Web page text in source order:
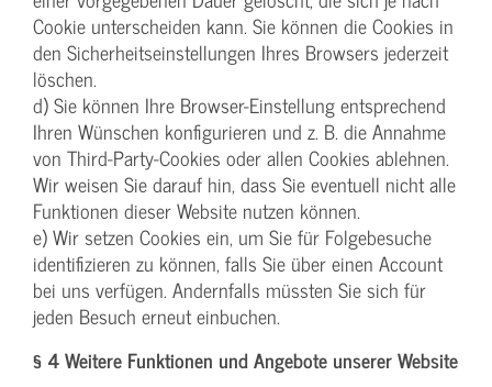
Cookie unterscheiden kann. Sie können die Cookies in
den Sicherheitseinstellungen Ihres Browsers jederzeit
löschen.
d) Sie können Ihre Browser-Einstellung entsprechend
Ihren Wünschen konfigurieren und z. B. die Annahme
von Third-Party-Cookies oder allen Cookies ablehnen.
Wir weisen Sie darauf hin, dass Sie eventuell nicht alle
Funktionen dieser Website nutzen können.
e) Wir setzen Cookies ein, um Sie für Folgebesuche
identifizieren zu können, falls Sie über einen Account
bei uns verfügen. Andernfalls müssten Sie sich für
jeden Besuch erneut einbuchen.
§ 4 Weitere Funktionen und Angebote unserer Website